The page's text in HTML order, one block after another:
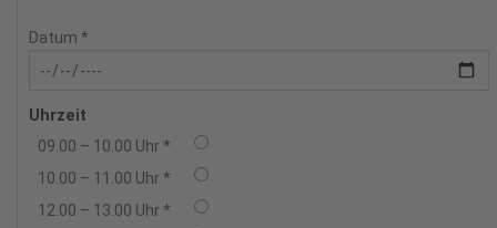
Datum *
Uhrzeit
09.00 – 10.00 Uhr *
10.00 – 11.00 Uhr *
12.00 – 13.00 Uhr *